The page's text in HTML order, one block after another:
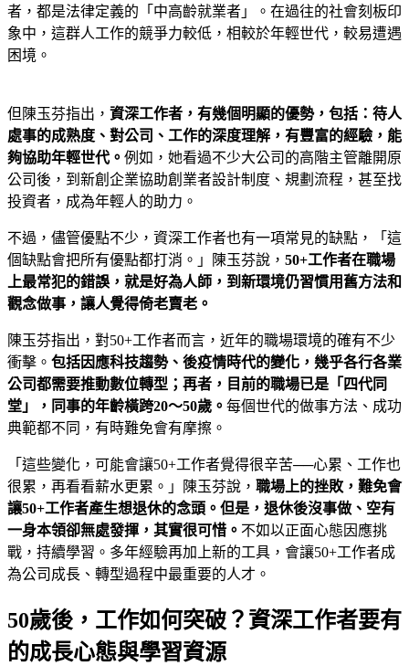
者，都是法律定義的「中高齡就業者」。在過往的社會刻板印
象中，這群人工作的競爭力較低，相較於年輕世代，較易遭遇
困境。
但陳玉芬指出， 資深工作者，有幾個明顯的優勢，包括：待人
處事的成熟度、對公司、工作的深度理解，有豐富的經驗，能
夠協助年輕世代。 例如，她看過不少大公司的高階主管離開原
公司後，到新創企業協助創業者設計制度、規劃流程，甚至找
投資者，成為年輕人的助力。
不過，儘管優點不少，資深工作者也有一項常見的缺點，「這
個缺點會把所有優點都打消。」陳玉芬說， 50+工作者在職場
上最常犯的錯誤，就是好為人師，到新環境仍習慣用舊方法和
觀念做事，讓人覺得倚老賣老。
陳玉芬指出，對50+工作者而言，近年的職場環境的確有不少
衝擊。 包括因應科技趨勢、後疫情時代的變化，幾乎各行各業
公司都需要推動數位轉型；再者，目前的職場已是「四代同
堂」，同事的年齡橫跨20～50歲。 每個世代的做事方法、成功
典範都不同，有時難免會有摩擦。
「這些變化，可能會讓50+工作者覺得很辛苦──心累、工作也
很累，再看看薪水更累。」陳玉芬說， 職場上的挫敗，難免會
讓50+工作者產生想退休的念頭。但是，退休後沒事做、空有
一身本領卻無處發揮，其實很可惜。 不如以正面心態因應挑
戰，持續學習。多年經驗再加上新的工具，會讓50+工作者成
為公司成長、轉型過程中最重要的人才。
50歲後，工作如何突破？資深工作者要有
的成長心態與學習資源